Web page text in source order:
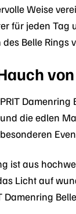
Weise
für jeden Tag
des Belle
die edlen
ist aus
Licht auf
Damenring